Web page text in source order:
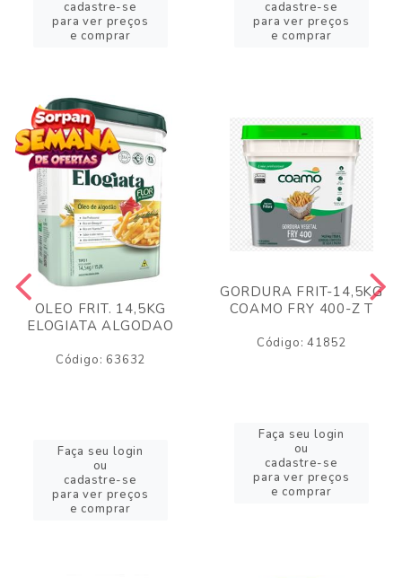
cadastre-se
para ver preços
e comprar
cadastre-se
para ver preços
e comprar
OLEO FRIT. 14,5KG
ELOGIATA ALGODAO
Código: 63632
Faça seu login
ou
cadastre-se
para ver preços
e comprar
GORDURA FRIT-14,5KG
COAMO FRY 400-Z T
Código: 41852
Faça seu login
ou
cadastre-se
para ver preços
e comprar